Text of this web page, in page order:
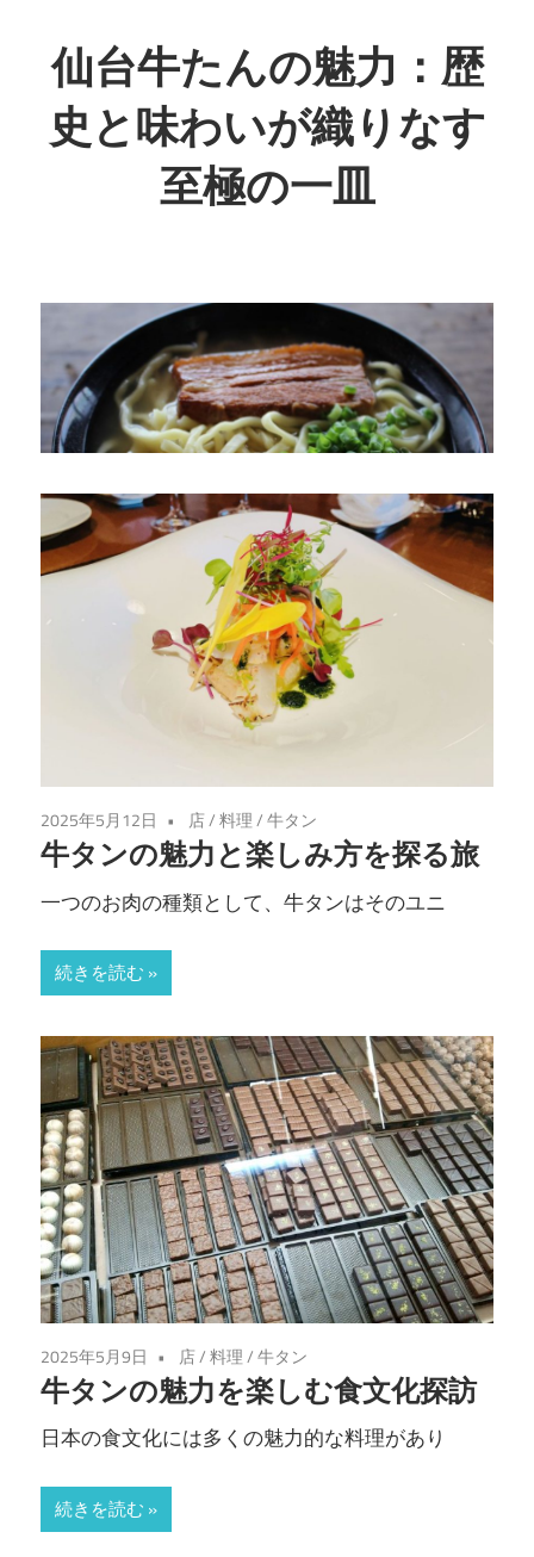
ン
テ
ン
ツ
仙台牛たんの魅力：歴
史と味わいが織りなす
至極の一皿
が
く、
至
の
味
わ
に。
仙
台
力
を
能
し
よ
う！
2025年5月12日 店/料理/牛タン
牛タンの魅力と楽しみ方を探る旅
一つのお肉の種類として、牛タンはそのユニ
続きを読む
2025年5月9日 店/料理/牛タン
牛タンの魅力を楽しむ食文化探訪
日本の食文化には多くの魅力的な料理があり
続きを読む